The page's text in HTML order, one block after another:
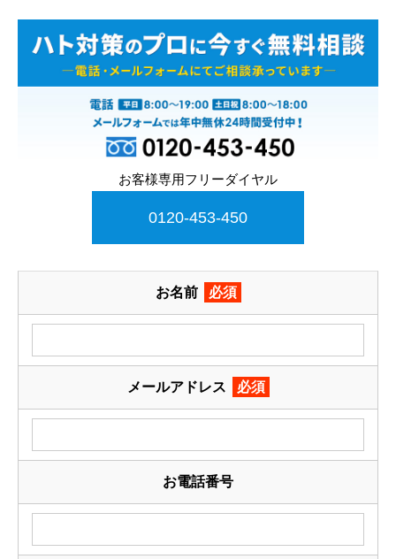
お客様専用フリーダイヤル
0120-453-450
お名前 必須
メールアドレス 必須
お電話番号